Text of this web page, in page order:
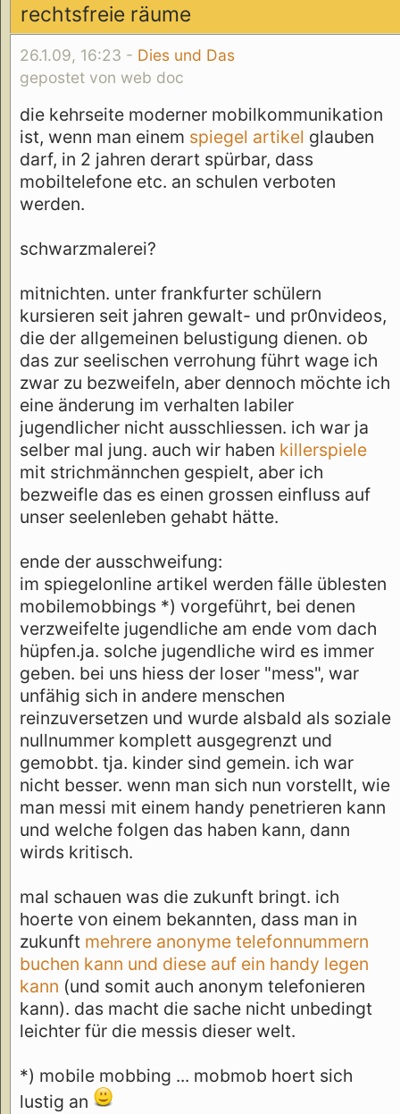
rechtsfreie räume
26.1.09, 16:23 - Dies und Das
gepostet von web doc
die kehrseite moderner mobilkommunikation
ist, wenn man einem spiegel artikel glauben
darf, in 2 jahren derart spürbar, dass
mobiltelefone etc. an schulen verboten
werden.
schwarzmalerei?
mitnichten. unter frankfurter schülern
kursieren seit jahren gewalt- und pr0nvideos,
die der allgemeinen belustigung dienen. ob
das zur seelischen verrohung führt wage ich
zwar zu bezweifeln, aber dennoch möchte ich
eine änderung im verhalten labiler
jugendlicher nicht ausschliessen. ich war ja
selber mal jung. auch wir haben killerspiele
mit strichmännchen gespielt, aber ich
bezweifle das es einen grossen einfluss auf
unser seelenleben gehabt hätte.
ende der ausschweifung:
im spiegelonline artikel werden fälle üblesten
mobilemobbings *) vorgeführt, bei denen
verzweifelte jugendliche am ende vom dach
hüpfen.ja. solche jugendliche wird es immer
geben. bei uns hiess der loser "mess", war
unfähig sich in andere menschen
reinzuversetzen und wurde alsbald als soziale
nullnummer komplett ausgegrenzt und
gemobbt. tja. kinder sind gemein. ich war
nicht besser. wenn man sich nun vorstellt, wie
man messi mit einem handy penetrieren kann
und welche folgen das haben kann, dann
wirds kritisch.
mal schauen was die zukunft bringt. ich
hoerte von einem bekannten, dass man in
zukunft mehrere anonyme telefonnummern
buchen kann und diese auf ein handy legen
kann (und somit auch anonym telefonieren
kann). das macht die sache nicht unbedingt
leichter für die messis dieser welt.
*) mobile mobbing ... mobmob hoert sich
lustig an